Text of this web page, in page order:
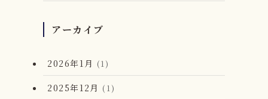
アーカイブ
2026年1月 (1)
2025年12月 (1)